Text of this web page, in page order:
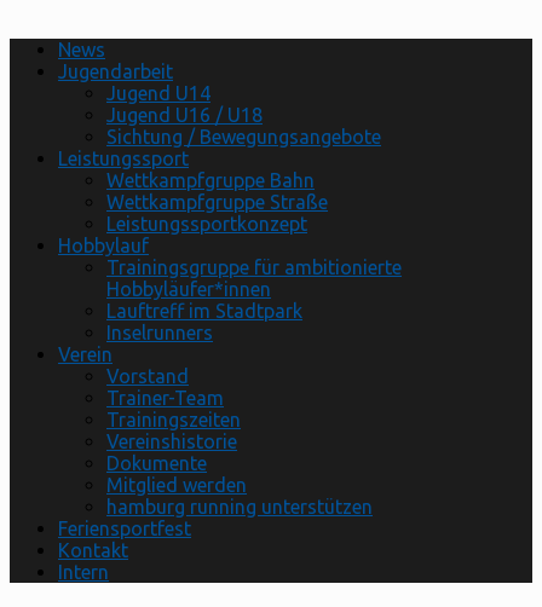
News
Jugendarbeit
Jugend U14
Jugend U16 / U18
Sichtung / Bewegungsangebote
Leistungssport
Wettkampfgruppe Bahn
Wettkampfgruppe Straße
Leistungssportkonzept
Hobbylauf
Trainingsgruppe für ambitionierte
Hobbyläufer*innen
Lauftreff im Stadtpark
Inselrunners
Verein
Vorstand
Trainer-Team
Trainingszeiten
Vereinshistorie
Dokumente
Mitglied werden
hamburg running unterstützen
Feriensportfest
Kontakt
Intern